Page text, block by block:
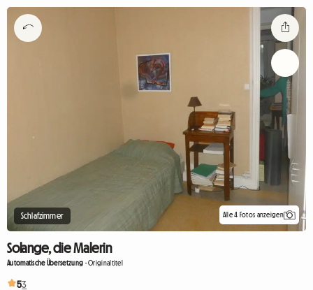
Schlafzimmer Alle 4 Fotos anzeigen
Solange, die Malerin
Automatische Übersetzung -Originaltitel
53